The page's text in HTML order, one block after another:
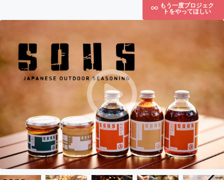
もう一度プロジェク
トをやってほしい